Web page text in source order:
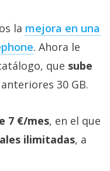
la mejora en una
. Ahora le
que sube
30 GB.
7 €/mes, en el que
ilimitadas, a